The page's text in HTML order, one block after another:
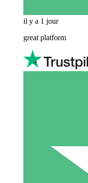
il y a 1 jour
great platform